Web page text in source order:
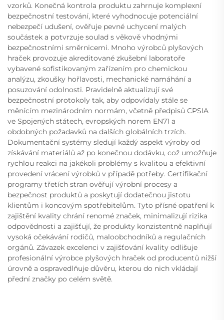
vzorků. Konečná kontrola produktu zahrnuje komplexní
bezpečnostní testování, které vyhodnocuje potenciální
nebezpečí udušení, ověřuje pevné uchycení malých
součástek a potvrzuje soulad s věkově vhodnými
bezpečnostními směrnicemi. Mnoho výrobců plyšových
hraček provozuje akreditované zkušební laboratoře
vybavené sofistikovaným zařízením pro chemickou
analýzu, zkoušky hořlavosti, mechanické namáhání a
posuzování odolnosti. Pravidelně aktualizují své
bezpečnostní protokoly tak, aby odpovídaly stále se
měnícím mezinárodním normám, včetně předpisů CPSIA
ve Spojených státech, evropských norem EN71 a
obdobných požadavků na dalších globálních trzích.
Dokumentační systémy sledují každý aspekt výroby od
získávání materiálů až po konečnou dodávku, což umožňuje
rychlou reakci na jakékoli problémy s kvalitou a efektivní
provedení vrácení výrobků v případě potřeby. Certifikační
programy třetích stran ověřují výrobní procesy a
bezpečnost produktů a poskytují dodatečnou jistotu
klientům i koncovým spotřebitelům. Tyto přísné opatření k
zajištění kvality chrání renomé značek, minimalizují rizika
odpovědnosti a zajišťují, že produkty konzistentně naplňují
vysoká očekávání rodičů, maloobchodníků a regulačních
orgánů. Závazek excelenci v zajišťování kvality odlišuje
profesionální výrobce plyšových hraček od producentů nižší
úrovně a ospravedlňuje důvěru, kterou do nich vkládají
přední značky po celém světě.